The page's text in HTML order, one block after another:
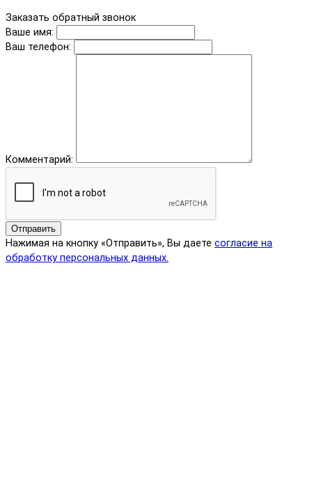
Заказать обратный звонок
Ваше имя:
Ваш телефон:
Комментарий:
Отправить
Нажимая на кнопку «Отправить», Вы даете согласие на
обработку персональных данных.